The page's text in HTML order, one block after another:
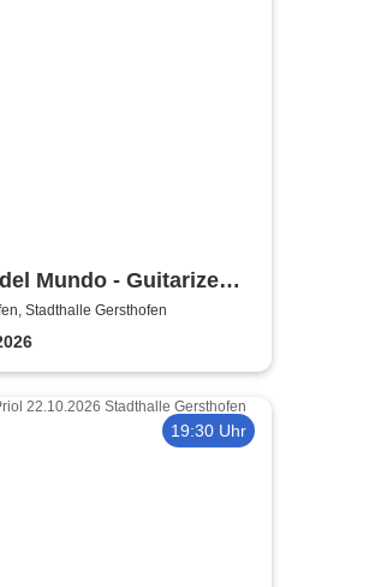
Mundo - Guitarize
Tour 2026
Stadthalle Gersthofen
19:30 Uhr